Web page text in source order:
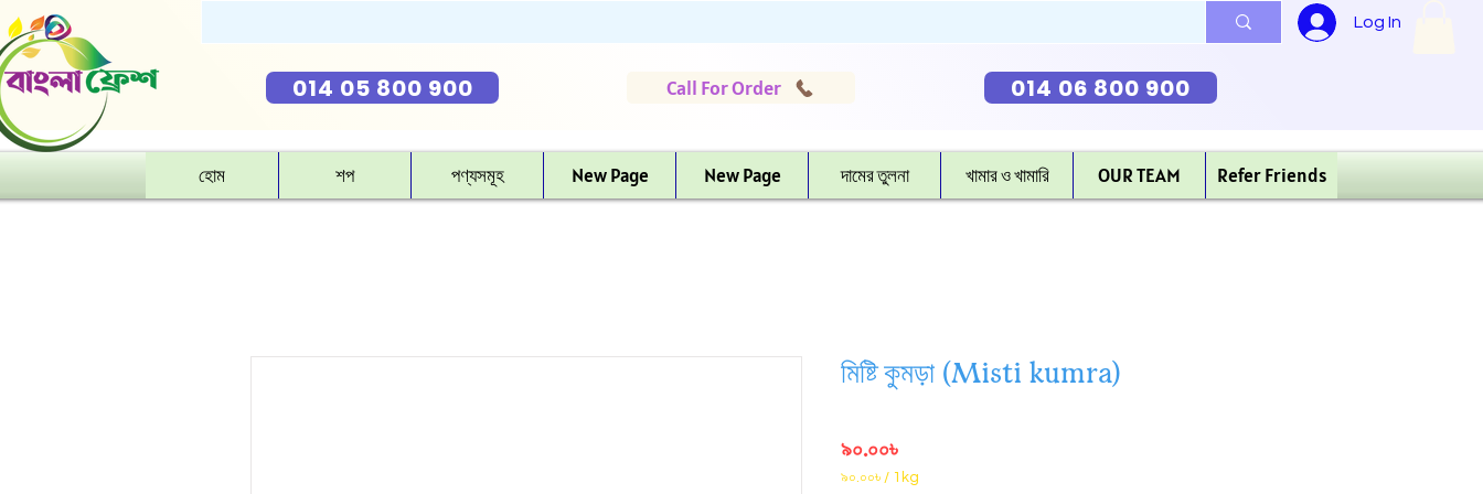
Log In
014 05 800 900 Call For Order 014 06 800 900
হোম শপ পণ্যসমূহ New Page New Page দামের তুলনা খামার ও খামারি OUR TEAM Refer Friends
মিষ্টি কুমড়া (Misti kumra)
৯০.০০৳Price
৯০.০০৳ / 1kg